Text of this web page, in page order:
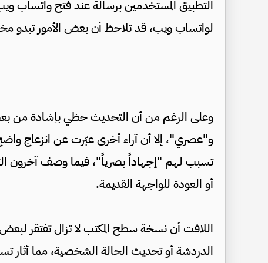
التطبيق المستخدمين برسالة عند فتح واتساب
لواتساب ويب، قد تلاحظ أن بعض الأمور تبدو
وعلى الرغم من أن التحديث حظي بإشادة من
و"عصري"، إلا أن آراء أخرى عبّرت عن انزعاج
تسبب لهم "إجهاداً بصرياً"، فيما وصف آخرون
أو العودة للواجهة القديمة.
اللافت أن نسخة سطح المكتب لا تزال تفتقر
الدردشة أو تحديث الحالة الشخصية، مما أثار